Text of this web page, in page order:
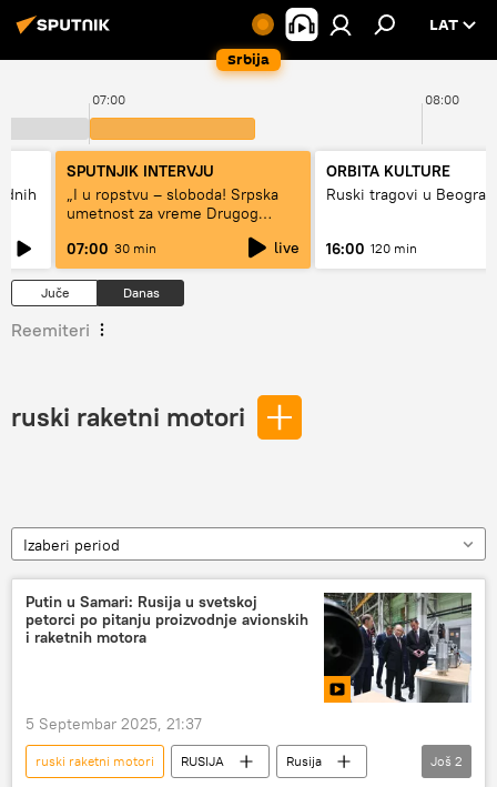
Srbija
LAT
07:00 08:00
SPUTNJIK INTERVJU
„I u ropstvu – sloboda! Srpska
umetnost za vreme Drugog
07:00 30 min live
ORBITA KULTURE
Ruski tragovi u
16:00 120 min
Juče Danas
Reemiteri
ruski raketni motori
Izaberi period
Putin u Samari: Rusija u svetskoj
petorci po pitanju proizvodnje avionskih
i raketnih motora
5 Septembar 2025, 21:37
ruski raketni motori RUSIJA
Rusija
Još 2